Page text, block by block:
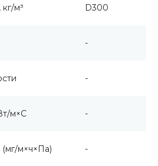
м³ D300
-
-
м×С -
м×ч×Па) -